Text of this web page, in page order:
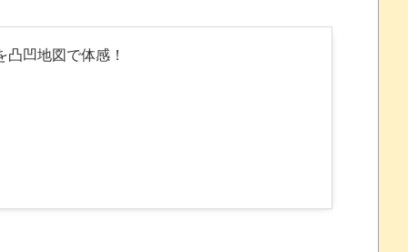
凹地図で体感！